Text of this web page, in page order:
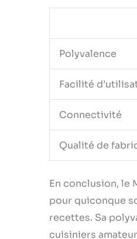
Polyvalence
Facilité
Connectivité
Qualité de
En conclusion, le
pour quiconque
recettes. Sa
cuisiniers